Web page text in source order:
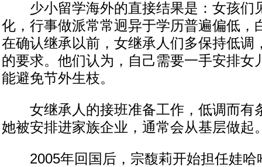
少小留学海外的直接结果是：女孩们
化，行事做派常常迥异于学历普遍偏低，
在确认继承以前，女继承人们多保持低调
的要求。他们认为，自己需要一手安排女
能避免节外生枝。
女继承人的接班准备工作，低调而有
她被安排进家族企业，通常会从基层做起
2005年回国后，宗馥莉开始担任娃哈